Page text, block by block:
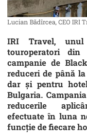
Lucian Bădîrcea, CEO IRI
IRI Travel,
touroperatori
campanie de
reduceri de până
dar și pentru
Bulgaria.
reducerile
efectuate în luna
funcție de fiecare